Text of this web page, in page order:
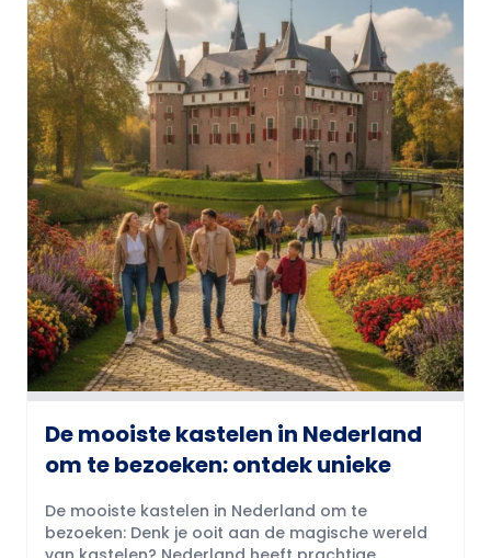
De mooiste kastelen in Nederland
om te bezoeken: ontdek unieke
De mooiste kastelen in Nederland om te
bezoeken: Denk je ooit aan de magische wereld